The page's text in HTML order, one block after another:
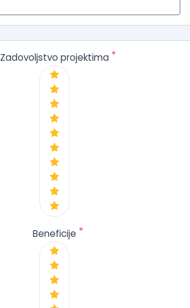
Zadovoljstvo projektima *
Beneficije *